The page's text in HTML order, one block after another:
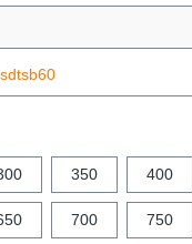
350 400
700 750